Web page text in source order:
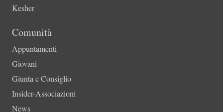
Kesher
Comunità
Appuntamenti
Giovani
Giunta e Consiglio
Insider-Associazioni
News